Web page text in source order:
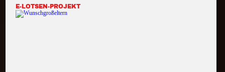
E-LOTSEN-PROJEKT